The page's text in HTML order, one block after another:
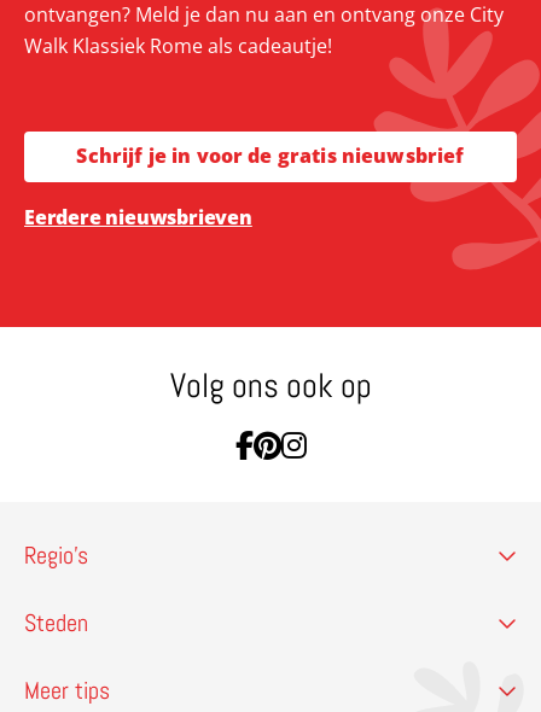
ontvangen? Meld je dan nu aan en ontvang onze City
Walk Klassiek Rome als cadeautje!
Schrijf je in voor de gratis nieuwsbrief
Eerdere nieuwsbrieven
Volg ons ook op
Ga naar Facebook
Ga naar Pinterest
Ga naar Instagram
Regio’s
Steden
Meer tips